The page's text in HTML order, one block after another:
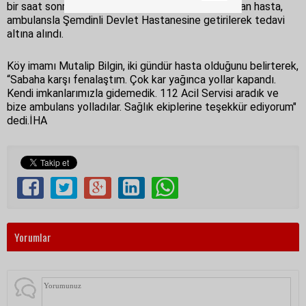
bir saat sonra ulaşabildi. Evde ilk müdahalesi yapılan hasta,
ambulansla Şemdinli Devlet Hastanesine getirilerek tedavi
altına alındı.
Köy imamı Mutalip Bilgin, iki gündür hasta olduğunu belirterek,
“Sabaha karşı fenalaştım. Çok kar yağınca yollar kapandı.
Kendi imkanlarımızla gidemedik. 112 Acil Servisi aradık ve
bize ambulans yolladılar. Sağlık ekiplerine teşekkür ediyorum"
dedi.İHA
Yorumlar